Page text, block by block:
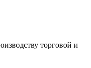
торговой и